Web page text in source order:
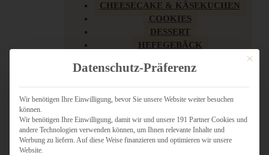
CHEESECAKE & KÄSEKUCHEN
COOKIES
DESSERT
HEFEGEBÄCK
KUCHEN
LOW CARB & GESÜNDER
MY AMERICAN BAKERY
SCHOKOLADIGES
SÜSSES HAUPTGERICHT
Mit
Datenschutz-Präferenz
Wir benötigen Ihre Einwilligung, bevor Sie unsere Website weiter besuchen
können.
Wir benötigen Ihre Einwilligung, damit wir und unsere 191 Partner Cookies und
andere Technologien verwenden können, um Ihnen relevante Inhalte und
Werbung zu liefern. Auf diese Weise finanzieren und optimieren wir unsere
Website.